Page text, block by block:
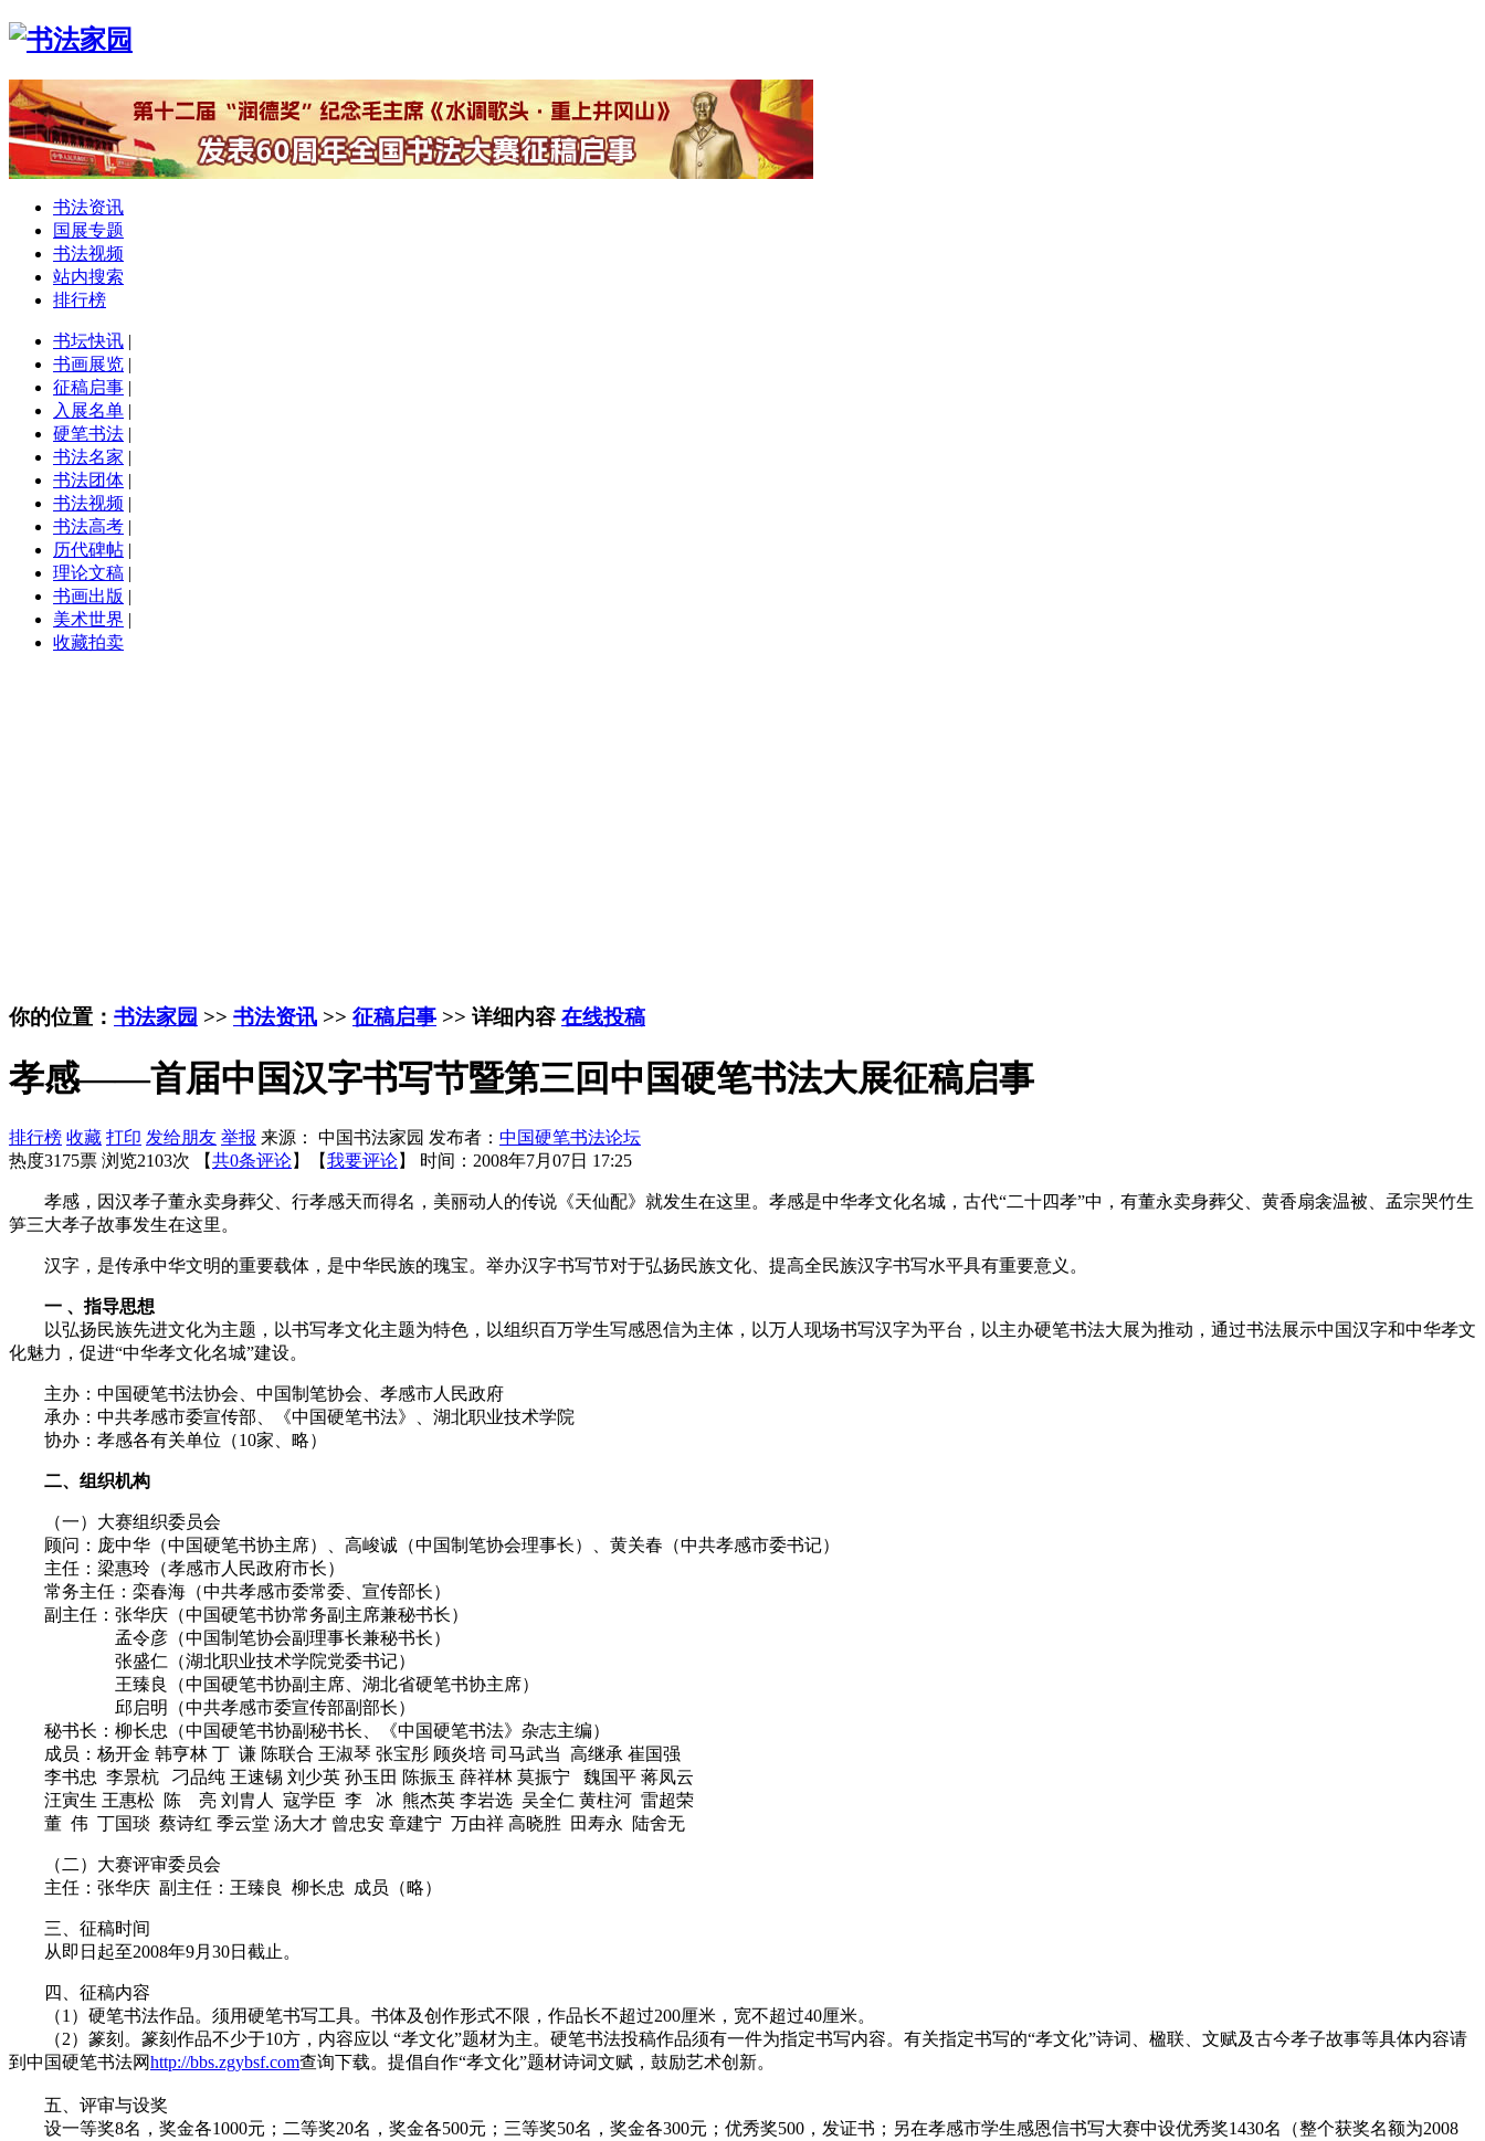
书法资讯
国展专题
书法视频
站内搜索
排行榜
书坛快讯 |
书画展览 |
征稿启事 |
入展名单 |
硬笔书法 |
书法名家 |
书法团体 |
书法视频 |
书法高考 |
历代碑帖 |
理论文稿 |
书画出版 |
美术世界 |
收藏拍卖
你的位置： 书法家园 >> 书法资讯 >> 征稿启事 >> 详细内容 在线投稿
孝感——首届中国汉字书写节暨第三回中国硬笔书法大展征稿启事
排行榜 收藏 打印 发给朋友 举报 来源： 中国书法家园 发布者： 中国硬笔书法论坛
热度3175票 浏览2103次 【共0条评论】【我要评论】 时间：2008年7月07日 17:25
孝感，因汉孝子董永卖身葬父、行孝感天而得名，美丽动人的传说《天仙配》就发生在这里。孝感是中华孝文化名城，古代“二十四孝”中，有董永卖身葬父、黄香扇衾温被、孟宗哭竹生
笋三大孝子故事发生在这里。
汉字，是传承中华文明的重要载体，是中华民族的瑰宝。举办汉字书写节对于弘扬民族文化、提高全民族汉字书写水平具有重要意义。
一 、指导思想
以弘扬民族先进文化为主题，以书写孝文化主题为特色，以组织百万学生写感恩信为主体，以万人现场书写汉字为平台，以主办硬笔书法大展为推动，通过书法展示中国汉字和中华孝文
化魅力，促进“中华孝文化名城”建设。
主办：中国硬笔书法协会、中国制笔协会、孝感市人民政府
承办：中共孝感市委宣传部、《中国硬笔书法》、湖北职业技术学院
协办：孝感各有关单位（10家、略）
二、组织机构
（一）大赛组织委员会
顾问：庞中华（中国硬笔书协主席）、高峻诚（中国制笔协会理事长）、黄关春（中共孝感市委书记）
主任：梁惠玲（孝感市人民政府市长）
常务主任：栾春海（中共孝感市委常委、宣传部长）
副主任：张华庆（中国硬笔书协常务副主席兼秘书长）
孟令彦（中国制笔协会副理事长兼秘书长）
张盛仁（湖北职业技术学院党委书记）
王臻良（中国硬笔书协副主席、湖北省硬笔书协主席）
邱启明（中共孝感市委宣传部副部长）
秘书长：柳长忠（中国硬笔书协副秘书长、《中国硬笔书法》杂志主编）
成员：杨开金 韩亨林 丁 谦 陈联合 王淑琴 张宝彤 顾炎培 司马武当 高继承 崔国强
李书忠 李景杭 刁品纯 王速锡 刘少英 孙玉田 陈振玉 薛祥林 莫振宁 魏国平 蒋凤云
汪寅生 王惠松 陈 亮 刘胄人 寇学臣 李 冰 熊杰英 李岩选 吴全仁 黄柱河 雷超荣
董 伟 丁国琰 蔡诗红 季云堂 汤大才 曾忠安 章建宁 万由祥 高晓胜 田寿永 陆舍无
（二）大赛评审委员会
主任：张华庆 副主任：王臻良 柳长忠 成员（略）
三、征稿时间
从即日起至2008年9月30日截止。
四、征稿内容
（1）硬笔书法作品。须用硬笔书写工具。书体及创作形式不限，作品长不超过200厘米，宽不超过40厘米。
（2）篆刻。篆刻作品不少于10方，内容应以 “孝文化”题材为主。硬笔书法投稿作品须有一件为指定书写内容。有关指定书写的“孝文化”诗词、楹联、文赋及古今孝子故事等具体内容请
到中国硬笔书法网http://bbs.zgybsf.com查询下载。提倡自作“孝文化”题材诗词文赋，鼓励艺术创新。
五、评审与设奖
设一等奖8名，奖金各1000元；二等奖20名，奖金各500元；三等奖50名，奖金各300元；优秀奖500，发证书；另在孝感市学生感恩信书写大赛中设优秀奖1430名（整个获奖名额为2008